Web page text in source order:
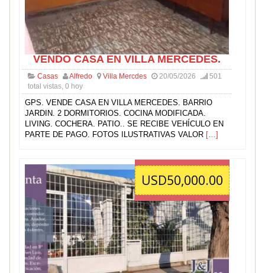
VENDO CASA EN VILLA MERCEDES.
Casas Alfredo Villa Mercdes 20/05/2026
501
total vistas, 0 hoy
GPS. VENDE CASA EN VILLA MERCEDES. BARRIO
JARDIN. 2 DORMITORIOS. COCINA MODIFICADA.
LIVING. COCHERA. PATIO.. SE RECIBE VEHÍCULO EN
PARTE DE PAGO. FOTOS ILUSTRATIVAS VALOR […]
USD50,000.00